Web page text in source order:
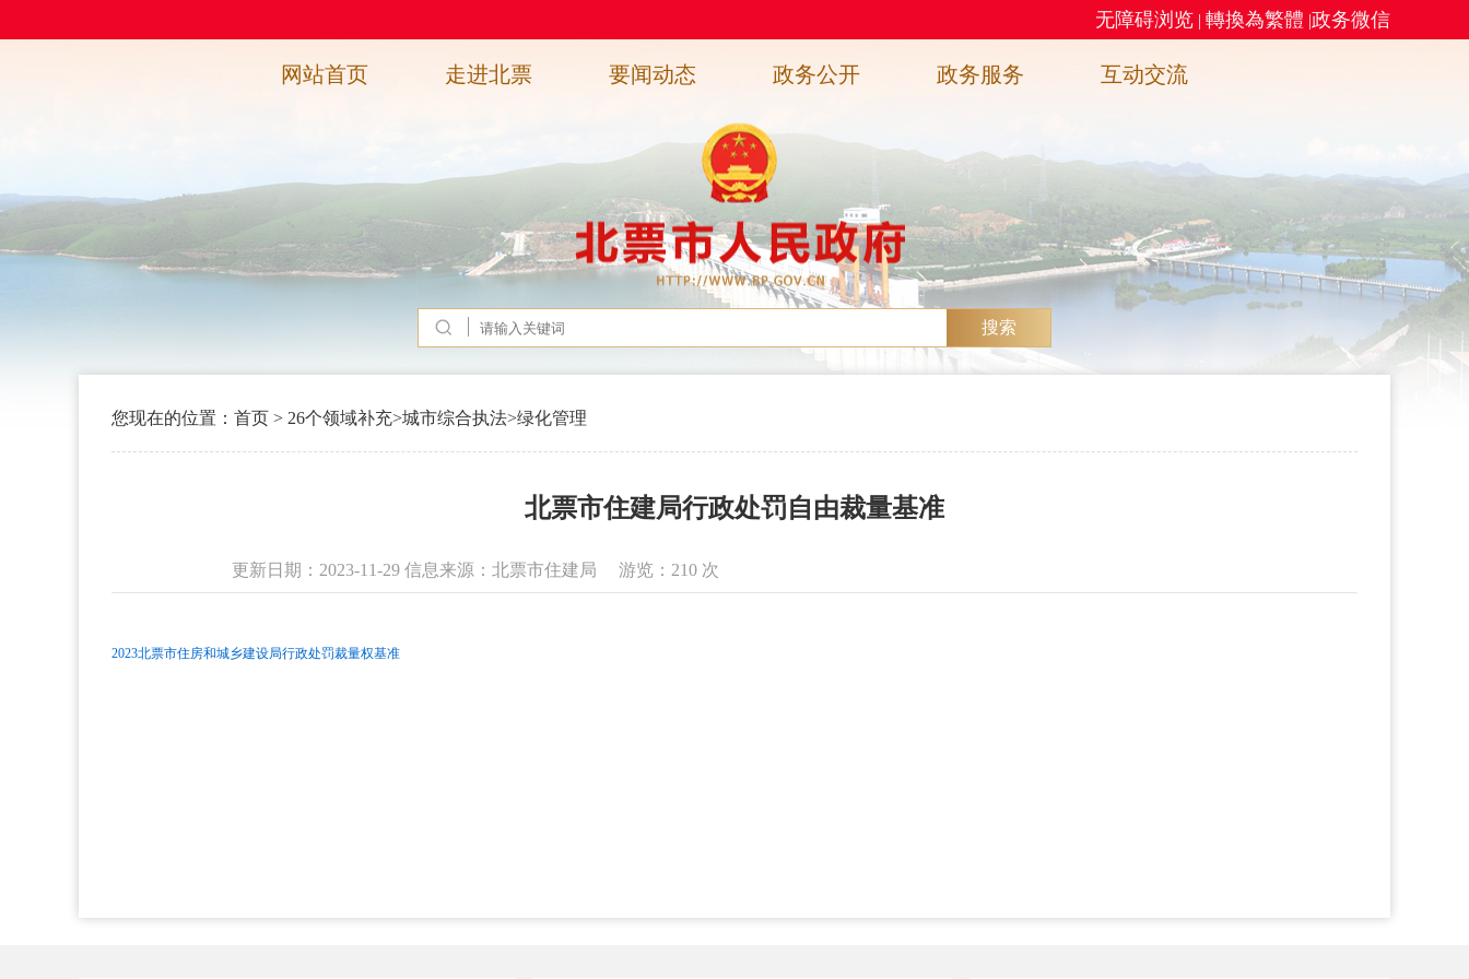
无障碍浏览 | 轉換為繁體 |政务微信
网站首页 走进北票 要闻动态 政务公开 政务服务 互动交流
搜索
您现在的位置： 首页 > 26个领域补充>城市综合执法>绿化管理
北票市住建局行政处罚自由裁量基准
更新日期：2023-11-29 信息来源：北票市住建局 游览： 210 次
2023北票市住房和城乡建设局行政处罚裁量权基准